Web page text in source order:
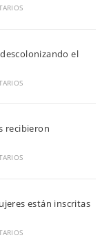
el
recibieron
están inscritas